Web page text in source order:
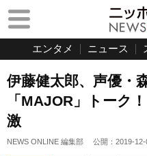
エンタメ ニュース
伊藤健太郎、声優・
「MAJOR」トー
激
NEWS ONLINE 編集部 公開： 2019-12-